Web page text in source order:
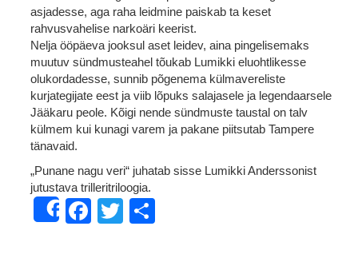
asjadesse, aga raha leidmine paiskab ta keset
rahvusvahelise narkoäri keerist.
Nelja ööpäeva jooksul aset leidev, aina pingelisemaks
muutuv sündmusteahel tõukab Lumikki eluohtlikesse
olukordadesse, sunnib põgenema külmavereliste
kurjategijate eest ja viib lõpuks salajasele ja legendaarsele
Jääkaru peole. Kõigi nende sündmuste taustal on talv
külmem kui kunagi varem ja pakane piitsutab Tampere
tänavaid.
„Punane nagu veri“ juhatab sisse Lumikki Anderssonist
jutustava trilleritriloogia.
ShareFacebook
Twitter